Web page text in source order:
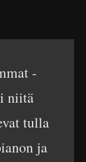
-
niitä
tulla
ja